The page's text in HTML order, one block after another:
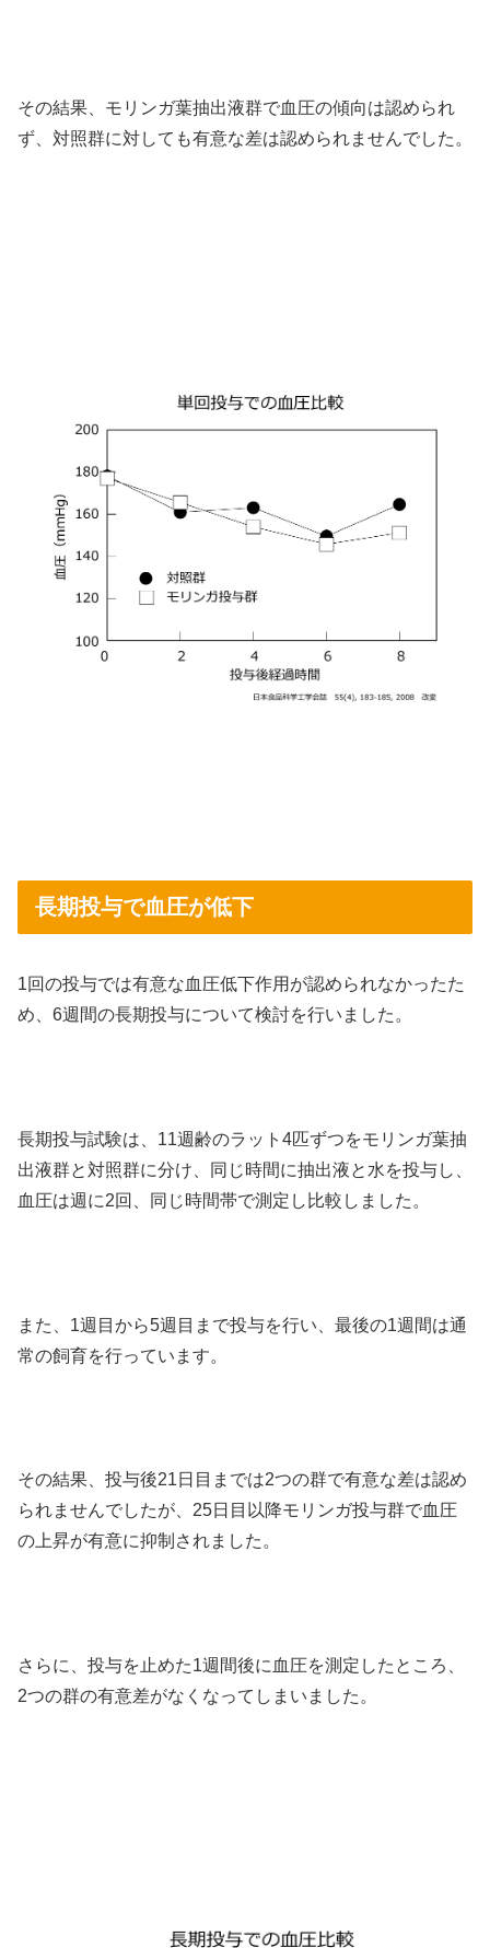
その結果、モリンガ葉抽出液群で血圧の傾向は認められ
ず、対照群に対しても有意な差は認められませんでした。
長期投与で血圧が低下
1回の投与では有意な血圧低下作用が認められなかったた
め、6週間の長期投与について検討を行いました。
長期投与試験は、11週齢のラット4匹ずつをモリンガ葉抽
出液群と対照群に分け、同じ時間に抽出液と水を投与し、
血圧は週に2回、同じ時間帯で測定し比較しました。
また、1週目から5週目まで投与を行い、最後の1週間は通
常の飼育を行っています。
その結果、投与後21日目までは2つの群で有意な差は認め
られませんでしたが、25日目以降モリンガ投与群で血圧
の上昇が有意に抑制されました。
さらに、投与を止めた1週間後に血圧を測定したところ、
2つの群の有意差がなくなってしまいました。